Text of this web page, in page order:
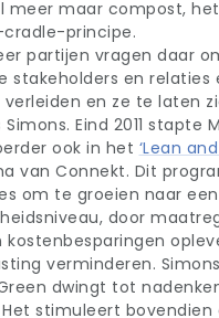
meer maar compost,
principe.
partijen vragen daar
stakeholders en relaties
en ze te laten
Simons. Eind 2011 stapte
ook in het ‘Lean
van Connekt. Dit
om te groeien naar
door
kostenbesparingen
verminderen.
dwingt tot
stimuleert